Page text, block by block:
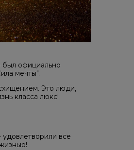
был официально
мечты".
Это люди,
класса люкс!
все